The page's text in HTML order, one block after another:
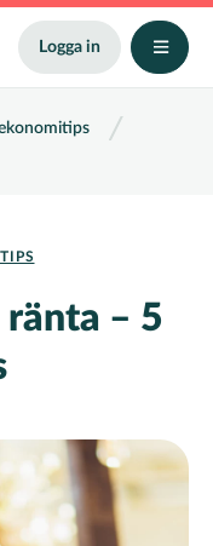
Logga in
ränta – 5